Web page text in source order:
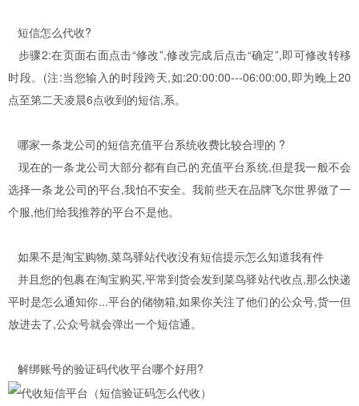
短信怎么代收?
步骤2:在页面右面点击“修改”,修改完成后点击“确定”,即可修改转移
时段。(注:当您输入的时段跨天,如:20:00:00---06:00:00,即为晚上20
点至第二天凌晨6点收到的短信,系。
哪家一条龙公司的短信充值平台系统收费比较合理的 ?
现在的一条龙公司大部分都有自己的充值平台系统,但是我一般不会
选择一条龙公司的平台,我怕不安全。我前些天在品牌飞尔世界做了一
个服,他们给我推荐的平台不是他。
如果不是淘宝购物,菜鸟驿站代收没有短信提示怎么知道我有件
并且您的包裹在淘宝购买,平常到货会发到菜鸟驿站代收点,那么快递
平时是怎么通知你...平台的储物箱,如果你关注了他们的公众号,货一但
放进去了,公众号就会弹出一个短信通。
解绑账号的验证码代收平台哪个好用?